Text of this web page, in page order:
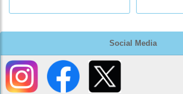
Social Media